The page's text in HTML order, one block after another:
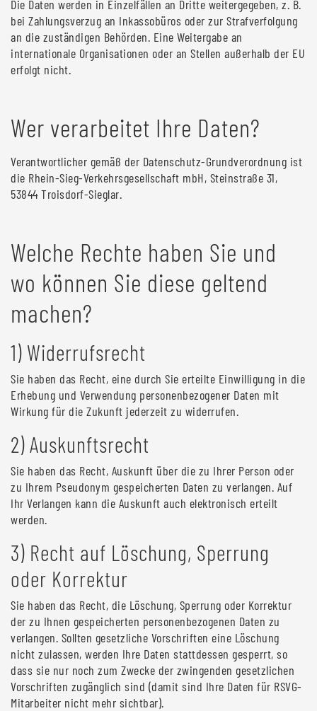
Die Daten werden in Einzelfällen an Dritte weitergegeben, z. B.
bei Zahlungsverzug an Inkassobüros oder zur Strafverfolgung
an die zuständigen Behörden. Eine Weitergabe an
internationale Organisationen oder an Stellen außerhalb der EU
erfolgt nicht.
Wer verarbeitet Ihre Daten?
Verantwortlicher gemäß der Datenschutz-Grundverordnung ist
die Rhein-Sieg-Verkehrsgesellschaft mbH, Steinstraße 31,
53844 Troisdorf-Sieglar.
Welche Rechte haben Sie und
wo können Sie diese geltend
machen?
1) Widerrufsrecht
Sie haben das Recht, eine durch Sie erteilte Einwilligung in die
Erhebung und Verwendung personenbezogener Daten mit
Wirkung für die Zukunft jederzeit zu widerrufen.
2) Auskunftsrecht
Sie haben das Recht, Auskunft über die zu Ihrer Person oder
zu Ihrem Pseudonym gespeicherten Daten zu verlangen. Auf
Ihr Verlangen kann die Auskunft auch elektronisch erteilt
werden.
3) Recht auf Löschung, Sperrung
oder Korrektur
Sie haben das Recht, die Löschung, Sperrung oder Korrektur
der zu Ihnen gespeicherten personenbezogenen Daten zu
verlangen. Sollten gesetzliche Vorschriften eine Löschung
nicht zulassen, werden Ihre Daten stattdessen gesperrt, so
dass sie nur noch zum Zwecke der zwingenden gesetzlichen
Vorschriften zugänglich sind (damit sind Ihre Daten für RSVG-
Mitarbeiter nicht mehr sichtbar).